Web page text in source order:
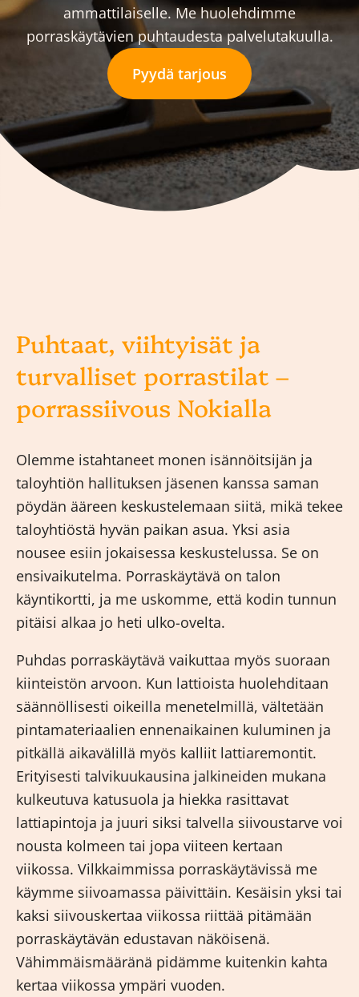
ammattilaiselle. Me huolehdimme
porraskäytävien puhtaudesta palvelutakuulla.
Pyydä tarjous
Puhtaat, viihtyisät ja
turvalliset porrastilat –
porrassiivous Nokialla
Olemme istahtaneet monen isännöitsijän ja
taloyhtiön hallituksen jäsenen kanssa saman
pöydän ääreen keskustelemaan siitä, mikä tekee
taloyhtiöstä hyvän paikan asua. Yksi asia
nousee esiin jokaisessa keskustelussa. Se on
ensivaikutelma. Porraskäytävä on talon
käyntikortti, ja me uskomme, että kodin tunnun
pitäisi alkaa jo heti ulko-ovelta.
Puhdas porraskäytävä vaikuttaa myös suoraan
kiinteistön arvoon. Kun lattioista huolehditaan
säännöllisesti oikeilla menetelmillä, vältetään
pintamateriaalien ennenaikainen kuluminen ja
pitkällä aikavälillä myös kalliit lattiaremontit.
Erityisesti talvikuukausina jalkineiden mukana
kulkeutuva katusuola ja hiekka rasittavat
lattiapintoja ja juuri siksi talvella siivoustarve voi
nousta kolmeen tai jopa viiteen kertaan
viikossa. Vilkkaimmissa porraskäytävissä me
käymme siivoamassa päivittäin. Kesäisin yksi tai
kaksi siivouskertaa viikossa riittää pitämään
porraskäytävän edustavan näköisenä.
Vähimmäismääränä pidämme kuitenkin kahta
kertaa viikossa ympäri vuoden.